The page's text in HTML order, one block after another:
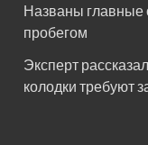
Названы главные
пробегом
Эксперт
колодки требуют